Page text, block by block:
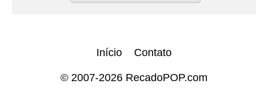
Início Contato
© 2007-2026 RecadoPOP.com